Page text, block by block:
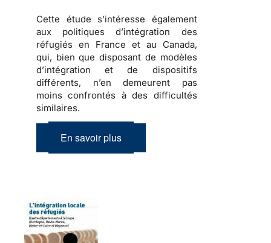
Cette étude s’intéresse également
aux politiques d’intégration des
réfugiés en France et au Canada,
qui, bien que disposant de modèles
d’intégration et de dispositifs
différents, n’en demeurent pas
moins confrontés à des difficultés
similaires.
En savoir plus